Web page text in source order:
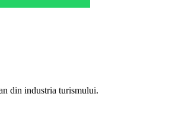
din industria turismului.